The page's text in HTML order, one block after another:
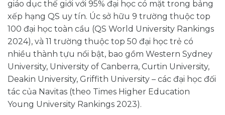
giáo dục thế giới với 95% đại học có mặt trong bảng
xếp hạng QS uy tín. Úc sở hữu 9 trường thuộc top
100 đại học toàn cầu (QS World University Rankings
2024), và 11 trường thuộc top 50 đại học trẻ có
nhiều thành tựu nổi bật, bao gồm Western Sydney
University, University of Canberra, Curtin University,
Deakin University, Griffith University – các đại học đối
tác của Navitas (theo Times Higher Education
Young University Rankings 2023).